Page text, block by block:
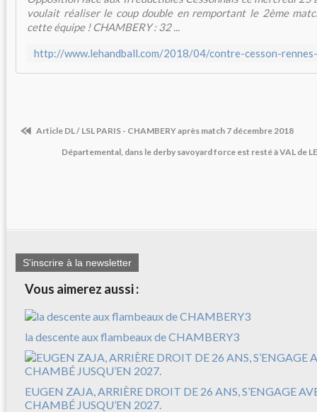
voulait réaliser le coup double en remportant le 2ème
cette équipe ! CHAMBERY : 32 ...
Article DL / LSL PARIS - CHAMBERY après match 7 décembre 2018
Départemental, dans le derby savoyard force est resté à VAL de
S'inscrire à la newsletter
Vous aimerez aussi :
la descente aux flambeaux de CHAMBERY3
EUGEN ZAJA, ARRIÈRE DROIT DE 26 ANS, S’ENGAGE
CHAMBÉ JUSQU’EN 2027.